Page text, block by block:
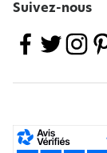
Suivez-nous